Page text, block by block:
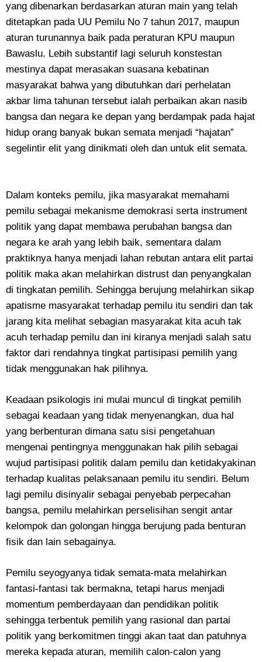
yang dibenarkan berdasarkan aturan main yang telah
ditetapkan pada UU Pemilu No 7 tahun 2017, maupun
aturan turunannya baik pada peraturan KPU maupun
Bawaslu. Lebih substantif lagi seluruh konstestan
mestinya dapat merasakan suasana kebatinan
masyarakat bahwa yang dibutuhkan dari perhelatan
akbar lima tahunan tersebut ialah perbaikan akan nasib
bangsa dan negara ke depan yang berdampak pada hajat
hidup orang banyak bukan semata menjadi “hajatan”
segelintir elit yang dinikmati oleh dan untuk elit semata.
Dalam konteks pemilu, jika masyarakat memahami
pemilu sebagai mekanisme demokrasi serta instrument
politik yang dapat membawa perubahan bangsa dan
negara ke arah yang lebih baik, sementara dalam
praktiknya hanya menjadi lahan rebutan antara elit partai
politik maka akan melahirkan distrust dan penyangkalan
di tingkatan pemilih. Sehingga berujung melahirkan sikap
apatisme masyarakat terhadap pemilu itu sendiri dan tak
jarang kita melihat sebagian masyarakat kita acuh tak
acuh terhadap pemilu dan ini kiranya menjadi salah satu
faktor dari rendahnya tingkat partisipasi pemilih yang
tidak menggunakan hak pilihnya.
Keadaan psikologis ini mulai muncul di tingkat pemilih
sebagai keadaan yang tidak menyenangkan, dua hal
yang berbenturan dimana satu sisi pengetahuan
mengenai pentingnya menggunakan hak pilih sebagai
wujud partisipasi politik dalam pemilu dan ketidakyakinan
terhadap kualitas pelaksanaan pemilu itu sendiri. Belum
lagi pemilu disinyalir sebagai penyebab perpecahan
bangsa, pemilu melahirkan perselisihan sengit antar
kelompok dan golongan hingga berujung pada benturan
fisik dan lain sebagainya.
Pemilu seyogyanya tidak semata-mata melahirkan
fantasi-fantasi tak bermakna, tetapi harus menjadi
momentum pemberdayaan dan pendidikan politik
sehingga terbentuk pemilih yang rasional dan partai
politik yang berkomitmen tinggi akan taat dan patuhnya
mereka kepada aturan, memilih calon-calon yang